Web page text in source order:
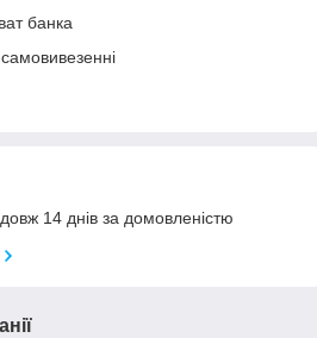
банка
14 днів за домовленістю